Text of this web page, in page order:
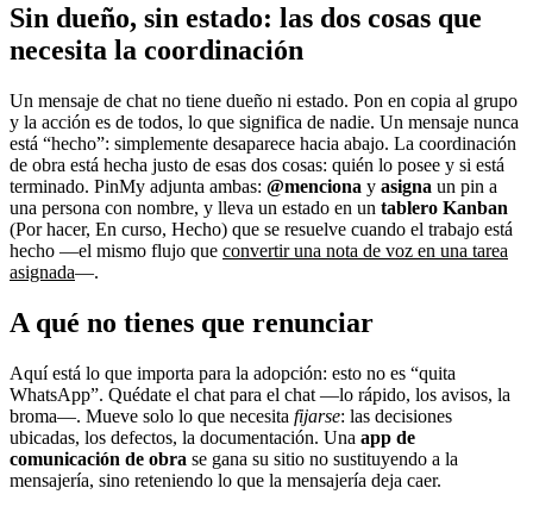
Sin dueño, sin estado: las dos cosas que
necesita la coordinación
Un mensaje de chat no tiene dueño ni estado. Pon en copia al grupo
y la acción es de todos, lo que significa de nadie. Un mensaje nunca
está “hecho”: simplemente desaparece hacia abajo. La coordinación
de obra está hecha justo de esas dos cosas: quién lo posee y si está
terminado. PinMy adjunta ambas: @menciona y asigna un pin a
una persona con nombre, y lleva un estado en un tablero Kanban
(Por hacer, En curso, Hecho) que se resuelve cuando el trabajo está
hecho —el mismo flujo que convertir una nota de voz en una tarea
asignada—.
A qué no tienes que renunciar
Aquí está lo que importa para la adopción: esto no es “quita
WhatsApp”. Quédate el chat para el chat —lo rápido, los avisos, la
broma—. Mueve solo lo que necesita fijarse: las decisiones
ubicadas, los defectos, la documentación. Una app de
comunicación de obra se gana su sitio no sustituyendo a la
mensajería, sino reteniendo lo que la mensajería deja caer.